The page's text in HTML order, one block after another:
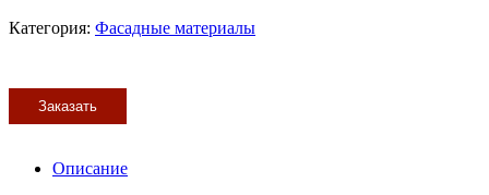
Категория: Фасадные материалы
Заказать
Описание